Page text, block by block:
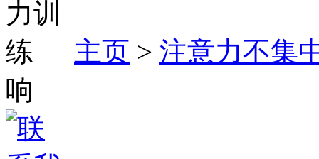
主页 > 注意力不集
响